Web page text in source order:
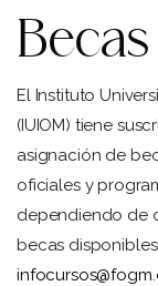
Becas
El Instituto
(IUIOM) tiene
asignación de
oficiales y
dependiendo de
becas